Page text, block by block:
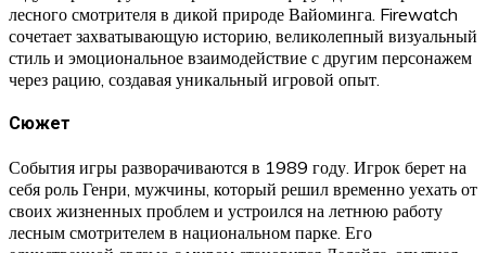
лесного смотрителя в дикой природе Вайоминга. Firewatch
сочетает захватывающую историю, великолепный визуальный
стиль и эмоциональное взаимодействие с другим персонажем
через рацию, создавая уникальный игровой опыт.
Сюжет
События игры разворачиваются в 1989 году. Игрок берет на
себя роль Генри, мужчины, который решил временно уехать от
своих жизненных проблем и устроился на летнюю работу
лесным смотрителем в национальном парке. Его